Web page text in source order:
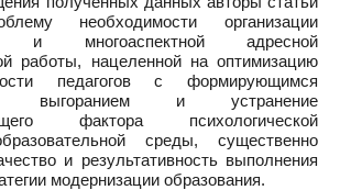
необходимости организации
и многоаспектной адресной
работы, нацеленной на оптимизацию
педагогов с формирующимся
выгоранием и устранение
фактора психологической
среды, существенно
и результативность выполнения
модернизации образования.